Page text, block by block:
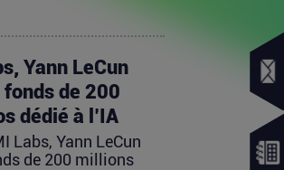
Yann LeCun
fonds de 200
dédié à l’IA
Labs, Yann LeCun
de 200 millions